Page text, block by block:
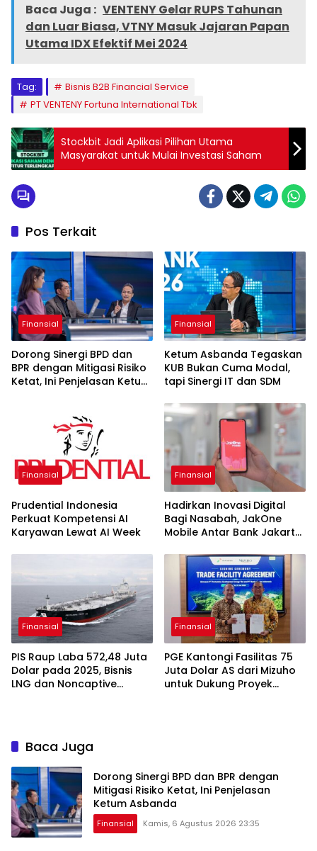
Baca Juga : VENTENY Gelar RUPS Tahunan
dan Luar Biasa, VTNY Masuk Jajaran Papan
Utama IDX Efektif Mei 2024
Tag:
Bisnis B2B Financial Service
PT VENTENY Fortuna International Tbk
Stockbit Jadi Aplikasi Pilihan Utama
Masyarakat untuk Mulai Investasi Saham
Pos Terkait
Finansial
Dorong Sinergi BPD dan
BPR dengan Mitigasi Risiko
Ketat, Ini Penjelasan Ketum
Finansial
Ketum Asbanda Tegaskan
KUB Bukan Cuma Modal,
tapi Sinergi IT dan SDM
Finansial
Prudential Indonesia
Perkuat Kompetensi AI
Karyawan Lewat AI Week
Finansial
Hadirkan Inovasi Digital
Bagi Nasabah, JakOne
Mobile Antar Bank Jakarta
Excellence Awards 2026
Finansial
PIS Raup Laba 572,48 Juta
Dolar pada 2025, Bisnis
LNG dan Noncaptive
Finansial
PGE Kantongi Fasilitas 75
Juta Dolar AS dari Mizuho
untuk Dukung Proyek
Baca Juga
Dorong Sinergi BPD dan BPR dengan
Mitigasi Risiko Ketat, Ini Penjelasan
Ketum Asbanda
Finansial Kamis, 6 Agustus 2026 23:35